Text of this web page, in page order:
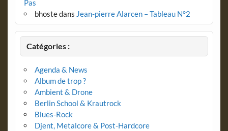
Pas
bhostedans Jean-pierre Alarcen – Tableau N°2
Catégories :
Agenda & News
Album de trop ?
Ambient & Drone
Berlin School & Krautrock
Blues-Rock
Djent, Metalcore & Post-Hardcore